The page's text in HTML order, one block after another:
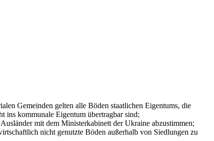
Gemeinden gelten alle Böden staatlichen Eigentums, die
ins kommunale Eigentum übertragbar sind;
mit dem Ministerkabinett der Ukraine abzustimmen;
nicht genutzte Böden außerhalb von Siedlungen zu